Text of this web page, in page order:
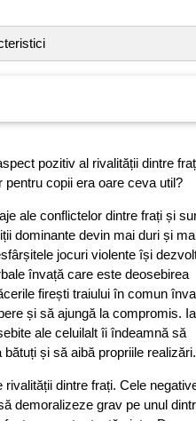
pozitiv al rivalității dintre
copii era oare ceva util?
ale conflictelor dintre frați și
dominante devin mai duri și
jocuri violente își
învață care este deosebirea
firești traiului în comun
și să ajungă la compromis.
ale celuilalt îi îndeamnă să
și să aibă propriile realizări.
dintre frați. Cele
demoralizeze grav pe unul